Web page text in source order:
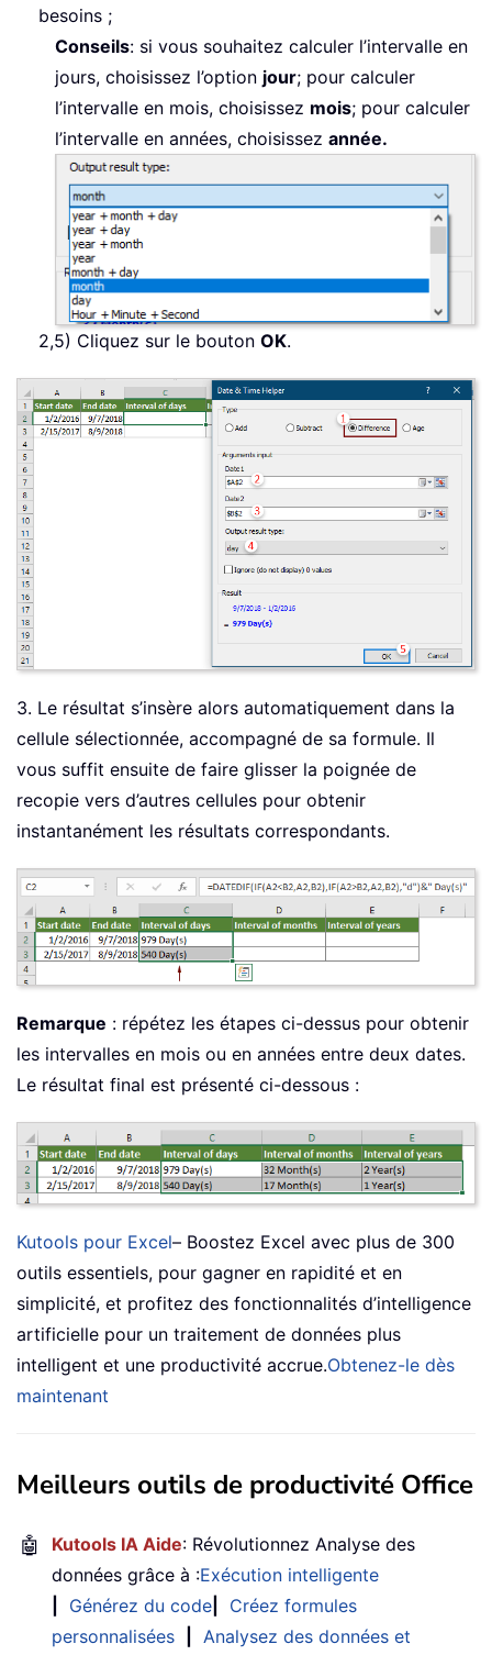
besoins ;
Conseils: si vous souhaitez calculer l’intervalle en
jours, choisissez l’option jour; pour calculer
l’intervalle en mois, choisissez mois; pour calculer
l’intervalle en années, choisissez année.
2,5) Cliquez sur le bouton OK.
3. Le résultat s’insère alors automatiquement dans la
cellule sélectionnée, accompagné de sa formule. Il
vous suffit ensuite de faire glisser la poignée de
recopie vers d’autres cellules pour obtenir
instantanément les résultats correspondants.
Remarque : répétez les étapes ci-dessus pour obtenir
les intervalles en mois ou en années entre deux dates.
Le résultat final est présenté ci-dessous :
Kutools pour Excel– Boostez Excel avec plus de 300
outils essentiels, pour gagner en rapidité et en
simplicité, et profitez des fonctionnalités d’intelligence
artificielle pour un traitement de données plus
intelligent et une productivité accrue.Obtenez-le dès
maintenant
Meilleurs outils de productivité Office
🤖 Kutools IA Aide: Révolutionnez Analyse des
données grâce à :Exécution intelligente
Générez du code
Créez formules
personnalisées
Analysez des données et